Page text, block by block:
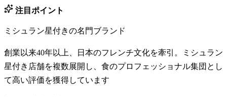
注目ポイント
ミシュラン星付きの名門ブランド
創業以来40年以上、日本のフレンチ文化を牽引。ミシュラン
星付き店舗を複数展開し、食のプロフェッショナル集団とし
て高い評価を獲得しています